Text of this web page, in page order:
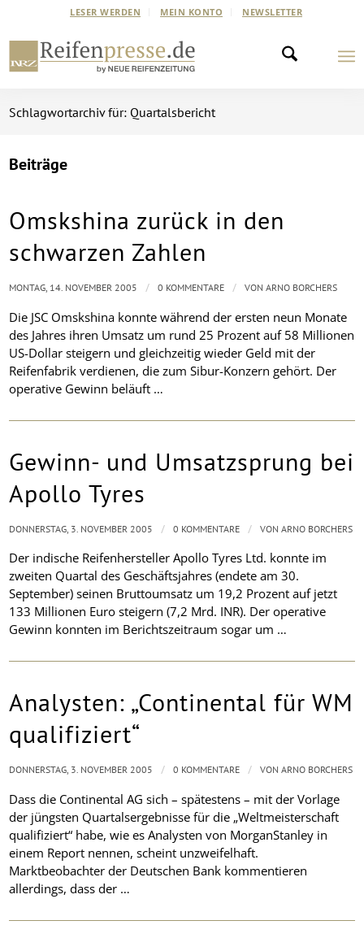
LESER WERDEN MEIN KONTO NEWSLETTER
Schlagwortarchiv für: Quartalsbericht
Beiträge
Omskshina zurück in den
schwarzen Zahlen
Die JSC Omskshina konnte während der ersten neun Monate
des Jahres ihren Umsatz um rund 25 Prozent auf 58 Millionen
US-Dollar steigern und gleichzeitig wieder Geld mit der
Reifenfabrik verdienen, die zum Sibur-Konzern gehört. Der
operative Gewinn beläuft …
MONTAG, 14. NOVEMBER 2005 / 0 KOMMENTARE / VONARNO BORCHERS
Gewinn- und Umsatzsprung bei
Apollo Tyres
Der indische Reifenhersteller Apollo Tyres Ltd. konnte im
zweiten Quartal des Geschäftsjahres (endete am 30.
September) seinen Bruttoumsatz um 19,2 Prozent auf jetzt
133 Millionen Euro steigern (7,2 Mrd. INR). Der operative
Gewinn konnten im Berichtszeitraum sogar um …
DONNERSTAG, 3. NOVEMBER 2005 / 0 KOMMENTARE / VONARNO BORCHERS
Analysten: „Continental für WM
qualifiziert“
Dass die Continental AG sich – spätestens – mit der Vorlage
der jüngsten Quartalsergebnisse für die „Weltmeisterschaft
qualifiziert“ habe, wie es Analysten von MorganStanley in
einem Report nennen, scheint unzweifelhaft.
Marktbeobachter der Deutschen Bank kommentieren
allerdings, dass der …
DONNERSTAG, 3. NOVEMBER 2005 / 0 KOMMENTARE / VONARNO BORCHERS